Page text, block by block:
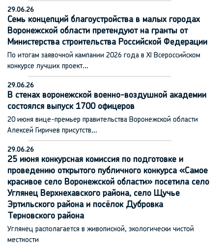
29.06.26
Семь концепций благоустройства в малых городах
Воронежской области претендуют на гранты от
Министерства строительства Российской Федерации
По итогам заявочной кампании 2026 года в XI Всероссийском
конкурсе лучших проект…
29.06.26
В стенах воронежской военно-воздушной академии
состоялся выпуск 1700 офицеров
20 июня вице-премьер правительства Воронежской области
Алексей Гиричев присутств…
29.06.26
25 июня конкурсная комиссия по подготовке и
проведению открытого публичного конкурса «Самое
красивое село Воронежской области» посетила село
Углянец Верхнехавского района, село Щучье
Эртильского района и посёлок Дубровка
Терновского района
Углянец располагается в живописной, экологически чистой
местности